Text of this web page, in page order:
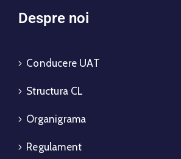
Despre noi
Conducere UAT
Structura CL
Organigrama
Regulament